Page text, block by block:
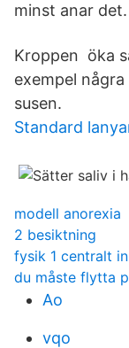
minst anar
Kroppen öka
exempel
susen.
Standard
modell anorexia
2 besiktning
fysik 1 centralt
du måste flytta
Ao
vqo